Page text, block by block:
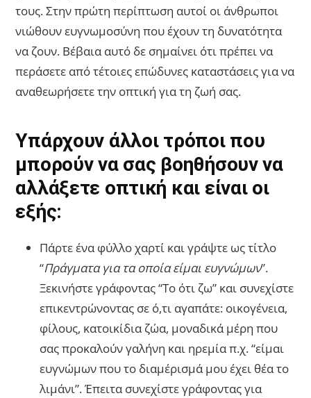
τους. Στην πρώτη περίπτωση αυτοί οι άνθρωποι
νιώθουν ευγνωμοσύνη που έχουν τη δυνατότητα
να ζουν. Βέβαια αυτό δε σημαίνει ότι πρέπει να
περάσετε από τέτοιες επώδυνες καταστάσεις για να
αναθεωρήσετε την οπτική για τη ζωή σας.
Υπάρχουν άλλοι τρόποι που
μπορούν να σας βοηθήσουν να
αλλάξετε οπτική και είναι οι
εξής:
Πάρτε ένα φύλλο χαρτί και γράψτε ως τίτλο
“Πράγματα για τα οποία είμαι ευγνώμων”.
Ξεκινήστε γράφοντας “Το ότι ζω” και συνεχίστε
επικεντρώνοντας σε ό,τι αγαπάτε: οικογένεια,
φίλους, κατοικίδια ζώα, μοναδικά μέρη που
σας προκαλούν γαλήνη και ηρεμία π.χ. “είμαι
ευγνώμων που το διαμέρισμά μου έχει θέα το
λιμάνι”. Έπειτα συνεχίστε γράφοντας για